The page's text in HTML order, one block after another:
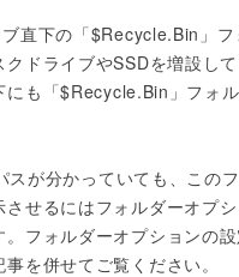
直下の「$Recycle.Bin」フ
ドライブやSSDを増設し
にも「$Recycle.Bin」フォ
が分かっていても、この
せるにはフォルダーオプ
フォルダーオプションの
を併せてご覧ください。